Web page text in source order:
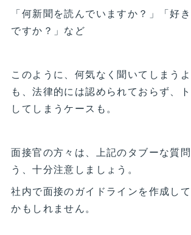
「何新聞を読んでいますか？」「好
ですか？」など
このように、何気なく聞いてしまう
も、法律的には認められておらず、
してしまうケースも。
面接官の方々は、上記のタブーな質
う、十分注意しましょう。
社内で面接のガイドラインを作成し
かもしれません。